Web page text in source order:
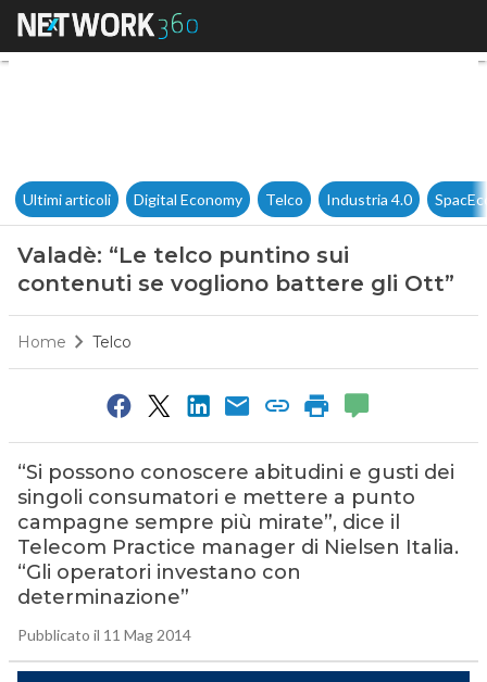
Valadè: “Le telco puntino
Ultimi articoli Digital Economy Telco Industria 4.0
Valadè: “Le telco puntino sui
contenuti se vogliono battere gli Ott”
Home Telco
“Si possono conoscere abitudini e gusti dei
singoli consumatori e mettere a punto
campagne sempre più mirate”, dice il
Telecom Practice manager di Nielsen Italia.
“Gli operatori investano con
determinazione”
Pubblicato il 11 Mag 2014